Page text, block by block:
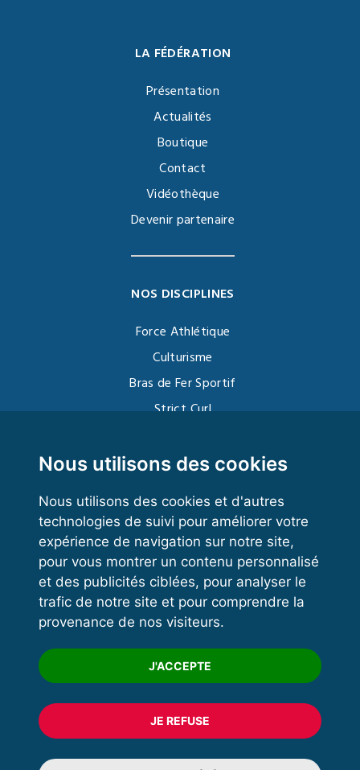
Nous utilisons des cookies
Nous utilisons des cookies et d'autres
technologies de suivi pour améliorer votre
expérience de navigation sur notre site,
pour vous montrer un contenu personnalisé
et des publicités ciblées, pour analyser le
trafic de notre site et pour comprendre la
provenance de nos visiteurs.
J'ACCEPTE
JE REFUSE
LA FÉDÉRATION
Présentation
Actualités
Boutique
Contact
Vidéothèque
Devenir partenaire
NOS DISCIPLINES
Force Athlétique
Culturisme
Bras de Fer Sportif
Strict Curl
Kettlebell
VOS ESPACES
Espace dirigeant
Espace licencié
Trouver un club
Formation
© 2020 FFFORCE Tous droits réservés
Mentions légales